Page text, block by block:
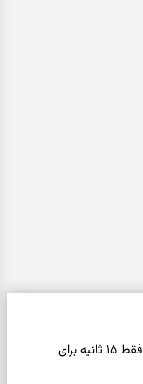
بازی فکری | تکه پیتزا میان سبزیجات قایم شده؛ فقط ۱۵ ثانیه برای